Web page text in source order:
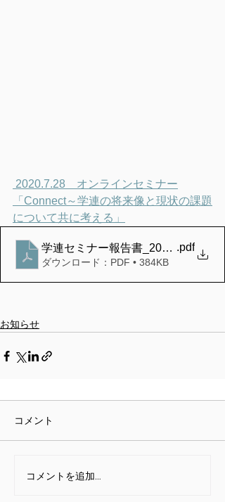
「Connect～学連の将来像と現状の課題
について共に考える」
学連セミナー報告書_20210222
.pdf
ダウンロード：PDF • 384KB
お知らせ
コメント
コメントを追加…